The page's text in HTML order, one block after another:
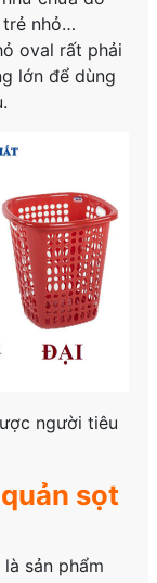
trẻ nhỏ…
oval rất phải
lớn để dùng
người tiêu
sọt
là sản phẩm